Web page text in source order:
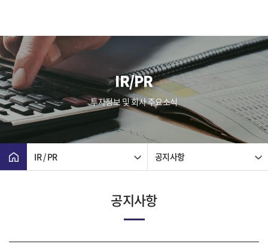
IR/PR
투자정보 및 회사 주요소식
IR / PR 공지사항
공지사항